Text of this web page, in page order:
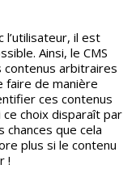
l’utilisateur, il est
Ainsi, le CMS
arbitraires
faire de manière
ces contenus
choix disparaît par
chances que cela
plus si le contenu
!